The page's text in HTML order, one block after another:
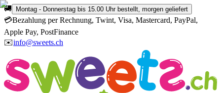
🚚 Montag - Donnerstag bis 15.00 Uhr bestellt, morgen geliefert
💳Bezahlung per Rechnung, Twint, Visa, Mastercard, PayPal,
Apple Pay, PostFinance
✉️info@sweets.ch